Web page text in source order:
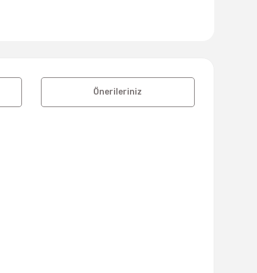
Önerileriniz